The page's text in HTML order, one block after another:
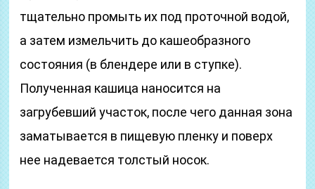
тщательно промыть их под проточной водой,
а затем измельчить до кашеобразного
состояния (в блендере или в ступке).
Полученная кашица наносится на
загрубевший участок, после чего данная зона
заматывается в пищевую пленку и поверх
нее надевается толстый носок.